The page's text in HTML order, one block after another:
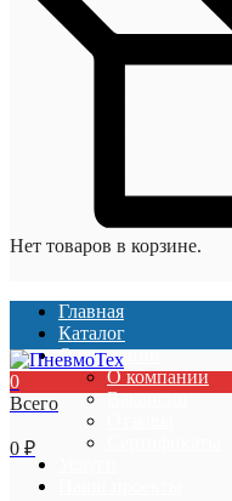
Нет товаров в корзине.
Главная
Каталог
О компании
О компании
Вакансии
0
Всего
0 ₽